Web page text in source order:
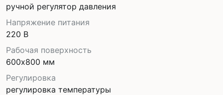
ручной регулятор давления
Напряжение питания
220 В
Рабочая поверхность
600х800 мм
Регулировка
регулировка температуры